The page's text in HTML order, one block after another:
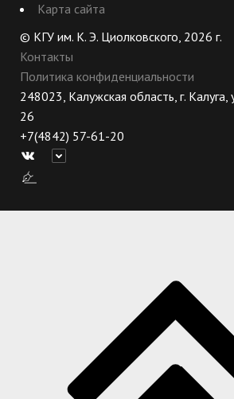
Карта сайта
© КГУ им. К. Э. Циолковского, 2026 г.
Контакты
Политика конфиденциальности
248023, Калужская область, г. Калуга,
26
+7(4842) 57-61-20